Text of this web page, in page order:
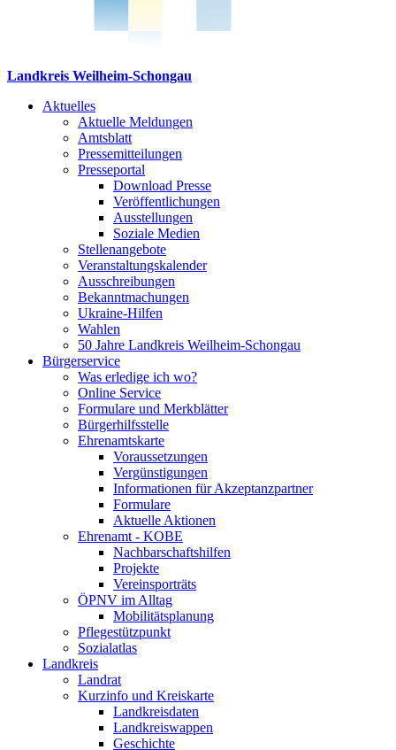
Landkreis Weilheim-Schongau
Aktuelles
Aktuelle Meldungen
Amtsblatt
Pressemitteilungen
Presseportal
Download Presse
Veröffentlichungen
Ausstellungen
Soziale Medien
Stellenangebote
Veranstaltungskalender
Ausschreibungen
Bekanntmachungen
Ukraine-Hilfen
Wahlen
50 Jahre Landkreis Weilheim-Schongau
Bürgerservice
Was erledige ich wo?
Online Service
Formulare und Merkblätter
Bürgerhilfsstelle
Ehrenamtskarte
Voraussetzungen
Vergünstigungen
Informationen für Akzeptanzpartner
Formulare
Aktuelle Aktionen
Ehrenamt - KOBE
Nachbarschaftshilfen
Projekte
Vereinsporträts
ÖPNV im Alltag
Mobilitätsplanung
Pflegestützpunkt
Sozialatlas
Landkreis
Landrat
Kurzinfo und Kreiskarte
Landkreisdaten
Landkreiswappen
Geschichte